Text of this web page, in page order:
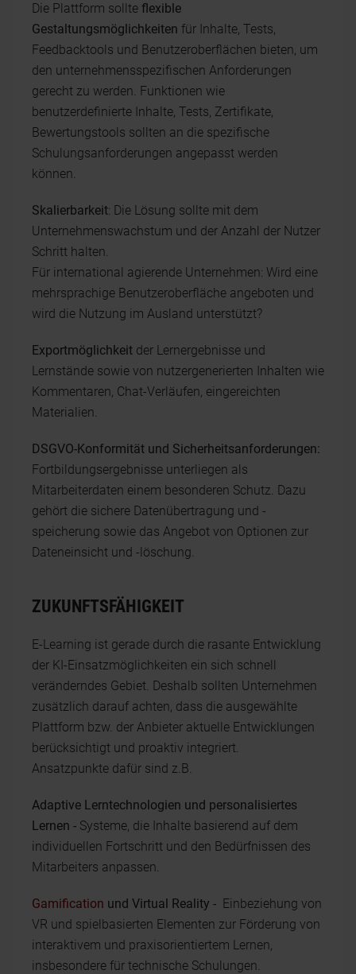
Die Plattform sollte flexible
Gestaltungsmöglichkeiten für Inhalte, Tests,
Feedbacktools und Benutzeroberflächen bieten, um
den unternehmensspezifischen Anforderungen
gerecht zu werden. Funktionen wie
benutzerdefinierte Inhalte, Tests, Zertifikate,
Bewertungstools sollten an die spezifische
Schulungsanforderungen angepasst werden
können.
Skalierbarkeit: Die Lösung sollte mit dem
Unternehmenswachstum und der Anzahl der Nutzer
Schritt halten.
Für international agierende Unternehmen: Wird eine
mehrsprachige Benutzeroberfläche angeboten und
wird die Nutzung im Ausland unterstützt?
Exportmöglichkeit der Lernergebnisse und
Lernstände sowie von nutzergenerierten Inhalten wie
Kommentaren, Chat-Verläufen, eingereichten
Materialien.
DSGVO-Konformität und Sicherheitsanforderungen:
Fortbildungsergebnisse unterliegen als
Mitarbeiterdaten einem besonderen Schutz. Dazu
gehört die sichere Datenübertragung und -
speicherung sowie das Angebot von Optionen zur
Dateneinsicht und -löschung.
ZUKUNFTSFÄHIGKEIT
E-Learning ist gerade durch die rasante Entwicklung
der KI-Einsatzmöglichkeiten ein sich schnell
veränderndes Gebiet. Deshalb sollten Unternehmen
zusätzlich darauf achten, dass die ausgewählte
Plattform bzw. der Anbieter aktuelle Entwicklungen
berücksichtigt und proaktiv integriert.
Ansatzpunkte dafür sind z.B.
Adaptive Lerntechnologien und personalisiertes
Lernen - Systeme, die Inhalte basierend auf dem
individuellen Fortschritt und den Bedürfnissen des
Mitarbeiters anpassen.
Gamification und Virtual Reality - Einbeziehung von
VR und spielbasierten Elementen zur Förderung von
interaktivem und praxisorientiertem Lernen,
insbesondere für technische Schulungen.